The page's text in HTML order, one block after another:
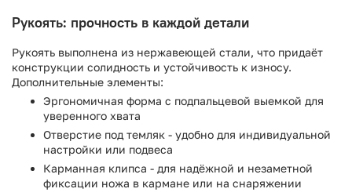
Рукоять: прочность в каждой детали
Рукоять выполнена из нержавеющей стали, что придаёт
конструкции солидность и устойчивость к износу.
Дополнительные элементы:
Эргономичная форма с подпальцевой выемкой для
уверенного хвата
Отверстие под темляк - удобно для индивидуальной
настройки или подвеса
Карманная клипса - для надёжной и незаметной
фиксации ножа в кармане или на снаряжении